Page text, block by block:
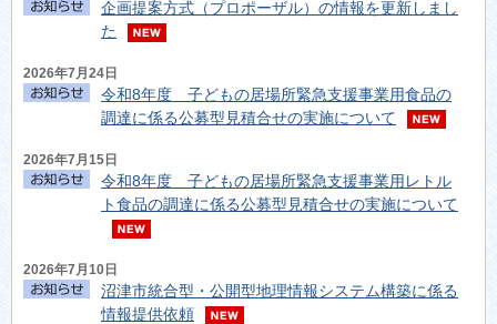
企画提案方式（プロポーザル）の情報を更新しまし
た
2026年7月24日
令和8年度 子どもの居場所緊急支援事業用食品の
調達に係る公募型見積合せの実施について
2026年7月15日
令和8年度 子どもの居場所緊急支援事業用レトル
ト食品の調達に係る公募型見積合せの実施について
2026年7月10日
沼津市統合型・公開型地理情報システム構築に係る
情報提供依頼